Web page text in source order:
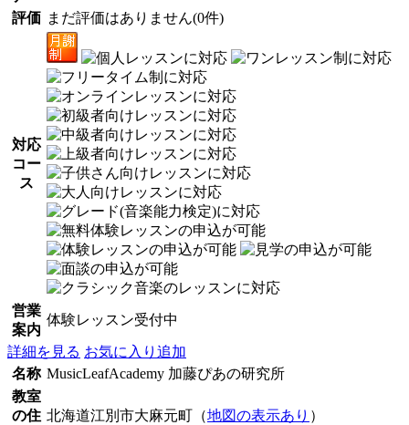
評価 まだ評価はありません(0件)
対応
コー
ス
営業
案内
体験レッスン受付中
詳細を見る お気に入り追加
名称 MusicLeafAcademy 加藤ぴあの研究所
教室
の住 北海道江別市大麻元町（地図の表示あり ）